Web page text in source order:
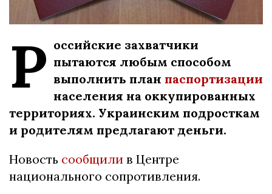
Р оссийские захватчики
пытаются любым способом
выполнить план паспортизации
населения на оккупированных
территориях. Украинским подросткам
и родителям предлагают деньги.
Новость сообщили в Центре
национального сопротивления.